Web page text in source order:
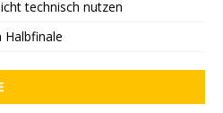
technisch nutzen
Halbfinale